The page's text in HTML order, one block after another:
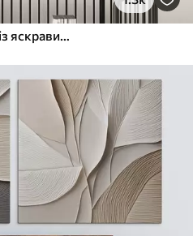
Пишна сільська місцевість із яскравим лугом диких квітів, наповненим різнокольоровими квітами під хмарним небом